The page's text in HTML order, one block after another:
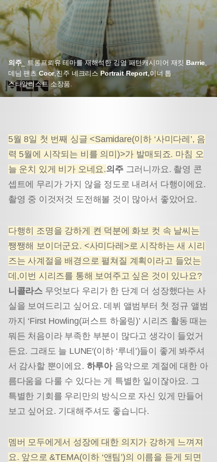
의주_ 트롱프뢰유 테마를 재해석한 깅엄 패턴캐시미어 재킷 Barrie
데님 팬츠Coor, 진주 네크리스 Portrait Report,이너 톱
스타일리스트 소장품.
5월 8일 첫 번째 싱글 <Samidare(이하 ‘사미다레’, 음
력 5월에 시작되는 비를 의미)>가 발매되죠. 마침 오
늘 운치 있게 비가 오네요.의주 그러니까요. 촬영 콘
셉트에 무리가 가지 않을 정도로 내려서 다행이에요.
촬영 중 이것저것 도전해볼 것이 많아서 좋았어요.
다행히 조명을 강하게 켠 덕분에 화보 컷 속 날씨는
쨍쨍해 보이더군요. <사미다레>로 시작하는 새 시리
즈는 사계절을 배경으로 펼쳐질 계획이라고 들었는
데,이번 시리즈를 통해 보여주고 싶은 것이 있나요?
니콜라스 무엇보다 우리가 한 단계 더 성장했다는 사
실을 보여드리고 싶어요. 데뷔 앨범부터 첫 정규 앨범
까지 ‘First Howling(퍼스트 하울링)’ 시리즈 활동 때는
뭐든 처음이라 부족한 부분이 많다고 생각이 들었거
든요. 그래도 늘 LUNE′(이하 ‘루네’)들이 좋게 봐주셔
서 감사할 뿐이에요. 하루아 음악으로 계절에 대한 아
름다움을 다룰 수 있다는 게 특별한 일이잖아요. 그
특별한 기회를 우리만의 방식으로 자신 있게 만들어
보고 싶어요. 기대해주셔도 좋습니다.
멤버 모두에게서 성장에 대한 의지가 강하게 느껴져
요. 앞으로 &TEMA(이하 ‘앤팀’)의 이름을 듣게 되면